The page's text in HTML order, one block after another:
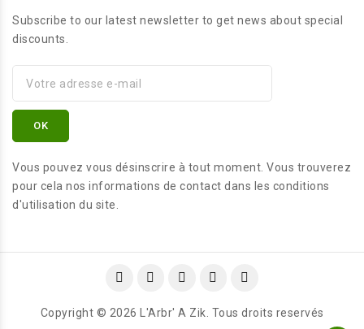
Subscribe to our latest newsletter to get news about special
discounts.
Vous pouvez vous désinscrire à tout moment. Vous trouverez
pour cela nos informations de contact dans les conditions
d'utilisation du site.
Copyright © 2026 L'Arbr' A Zik. Tous droits reservés